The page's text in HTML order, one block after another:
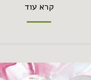
קרא עוד